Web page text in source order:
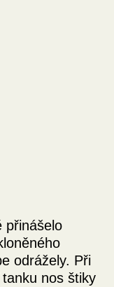
přinášelo
odrážely. Při
nos štiky